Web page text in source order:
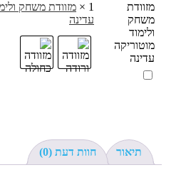
מזוודת
משחק
ולימוד
מוטוריקה
עדינה
1
× מזוודת משחק
עדינה
תיאור חוות דעת (0)